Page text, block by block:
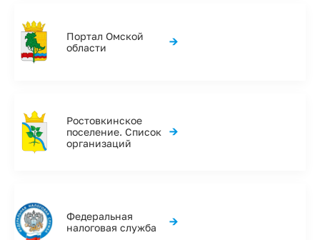
Портал Омской
области
→
Ростовкинское
поселение. Список
организаций
→
Федеральная
налоговая служба
→